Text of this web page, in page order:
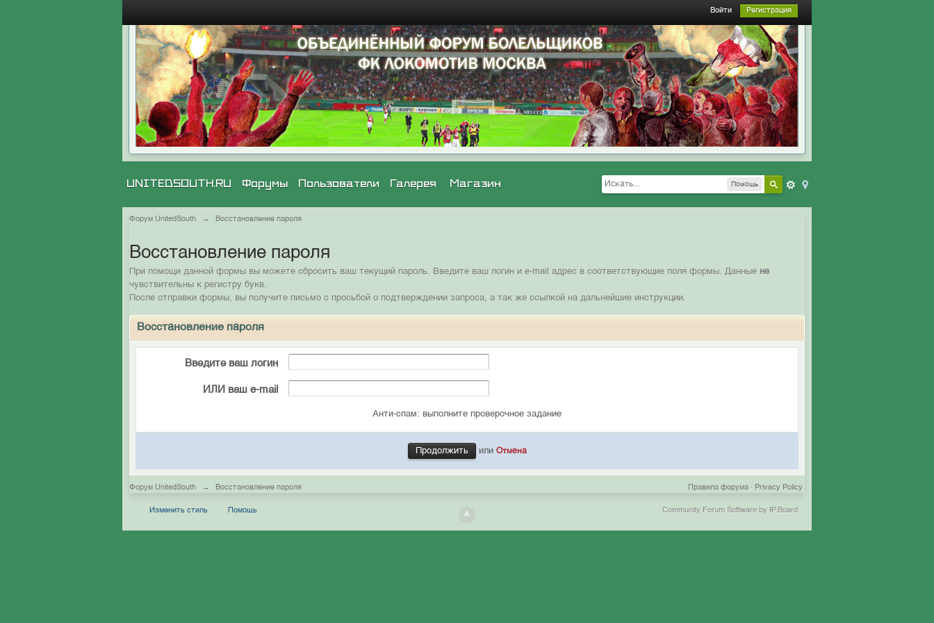
Войти Регистрация
Помощь
UNITEDSOUTH.RU Галерея Магазин
Форумы Пользователи
Форум UnitedSouth → Восстановление пароля
Восстановление пароля
При помощи данной формы вы можете сбросить ваш текущий пароль. Введите ваш логин и e-mail адрес в соответствующие поля формы. Данные не
чувствительны к регистру букв.
После отправки формы, вы получите письмо с просьбой о подтверждении запроса, а так же ссылкой на дальнейшие инструкции.
Восстановление пароля
Введите ваш логин
ИЛИ ваш e-mail
Анти-спам: выполните проверочное задание
или Отмена
Форум UnitedSouth → Восстановление пароля Privacy Policy
Правила форума ·
Изменить стиль Помощь Community Forum Software by IP.Board